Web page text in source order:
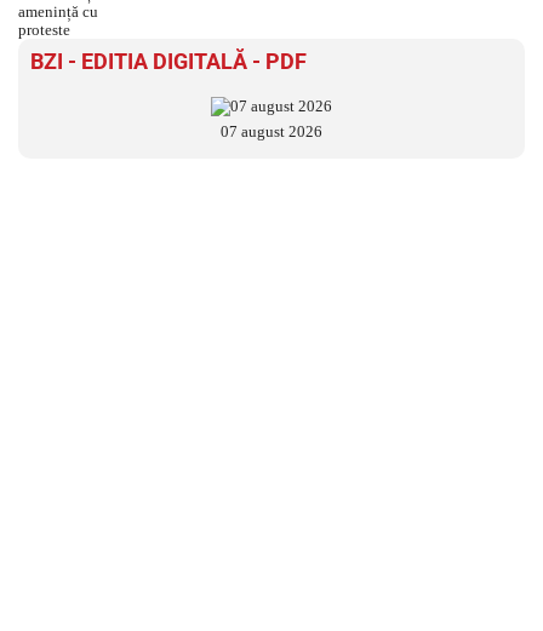
BZI - EDITIA DIGITALĂ - PDF
07 august 2026